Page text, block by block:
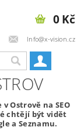
Info@x-vision.cz
0 Kč
Ostrově na SEO
chtějí být vidět
a Seznamu.